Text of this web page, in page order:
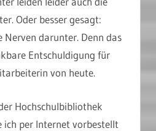
Oder besser gesagt:
Nerven darunter. Denn das
Entschuldigung für
von heute.
Hochschulbibliothek
ich per Internet vorbestellt